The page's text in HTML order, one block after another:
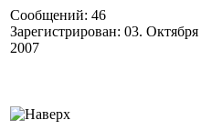
Сообщений: 46
Зарегистрирован: 03. Октября
2007